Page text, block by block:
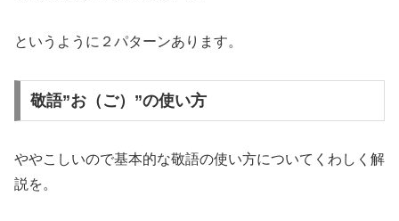
というように２パターンあります。
敬語”お（ご）”の使い方
ややこしいので基本的な敬語の使い方についてくわしく解
説を。